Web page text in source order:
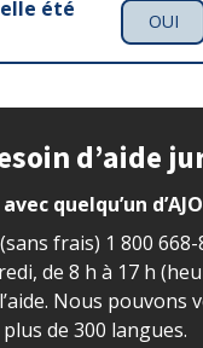
été
OUI
d’aide
quelqu’un d’AJO
frais) 1 800
de 8 h à 17 h
Nous pouvons
de 300 langues.